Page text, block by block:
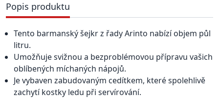
Popis produktu
Tento barmanský šejkr z řady Arinto nabízí objem půl
litru.
Umožňuje svižnou a bezproblémovou přípravu vašich
oblíbených míchaných nápojů.
Je vybaven zabudovaným cedítkem, které spolehlivě
zachytí kostky ledu při servírování.